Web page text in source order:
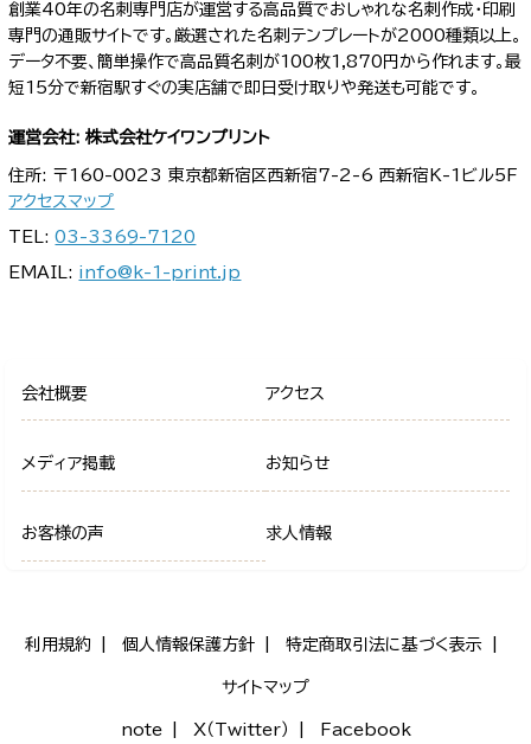
創業40年の名刺専門店が運営する高品質でおしゃれな名刺作成・印刷
専門の通販サイトです。厳選された名刺テンプレートが2000種類以上。
データ不要、簡単操作で高品質名刺が100枚1,870円から作れます。最
短15分で新宿駅すぐの実店舗で即日受け取りや発送も可能です。
運営会社: 株式会社ケイワンプリント
住所: 〒160-0023 東京都新宿区西新宿7-2-6 西新宿K-1ビル5F
アクセスマップ
TEL:03-3369-7120
EMAIL: info@k-1-print.jp
会社概要 アクセス
メディア掲載 お知らせ
お客様の声 求人情報
利用規約 個人情報保護方針 特定商取引法に基づく表示
サイトマップ
note X（Twitter） Facebook